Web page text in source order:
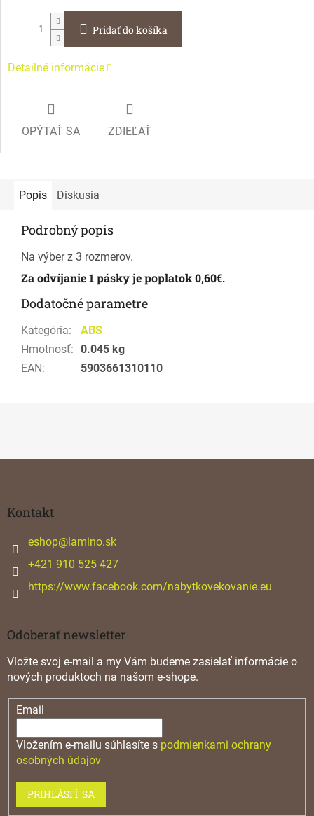
Pridať do košíka
Detailné informácie
OPÝTAŤ SA ZDIEĽAŤ
Popis Diskusia
Podrobný popis
Na výber z 3 rozmerov.
Za odvíjanie 1 pásky je poplatok 0,60€.
Dodatočné parametre
Kategória:
ABS
Hmotnosť: 0.045 kg
EAN: 5903661310110
Kontakt
eshop@lamino.sk
+421 910 525 427
https://www.facebook.com/nabytkovekovanie.eu
Odoberať newsletter
Vložte svoj e-mail a my Vám budeme zasielať informácie o
nových produktoch na našom e-shope.
Email
Vložením e-mailu súhlasíte s podmienkami ochrany
osobných údajov
PRIHLÁSIŤ SA